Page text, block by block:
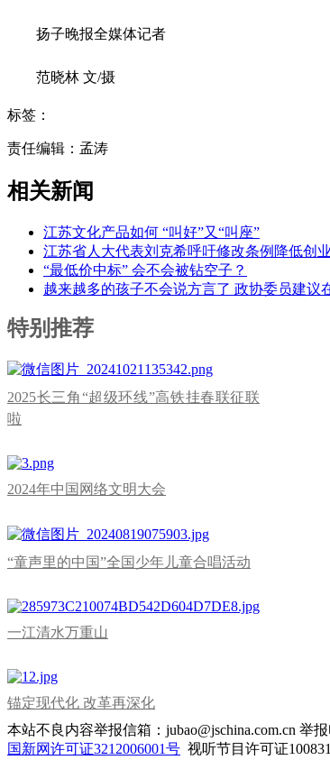
扬子晚报全媒体记者
范晓林 文/摄
标签：
责任编辑：孟涛
相关新闻
江苏文化产品如何 “叫好”又“叫座”
江苏省人大代表刘克希呼吁修改条例降低创
“最低价中标” 会不会被钻空子？
越来越多的孩子不会说方言了 政协委员建议
特别推荐
2025长三角“超级环线”高铁挂春联征联
啦
2024年中国网络文明大会
“童声里的中国”全国少年儿童合唱活动
一江清水万重山
锚定现代化 改革再深化
本站不良内容举报信箱：jubao@jschina.com.cn 举
国新网许可证3212006001号 视听节目许可证